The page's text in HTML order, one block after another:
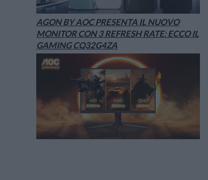
AGON BY AOC PRESENTA IL NUOVO
MONITOR CON 3 REFRESH RATE: ECCO IL
GAMING CQ32G4ZA